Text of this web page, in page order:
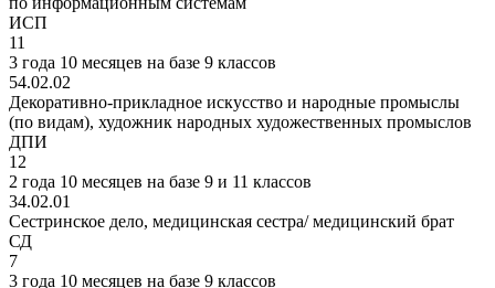
ИСП
11
3 года 10 месяцев на базе 9 классов
54.02.02
Декоративно-прикладное искусство и народные промыслы
(по видам), художник народных художественных промыслов
ДПИ
12
2 года 10 месяцев на базе 9 и 11 классов
34.02.01
Сестринское дело, медицинская сестра/ медицинский брат
СД
7
3 года 10 месяцев на базе 9 классов